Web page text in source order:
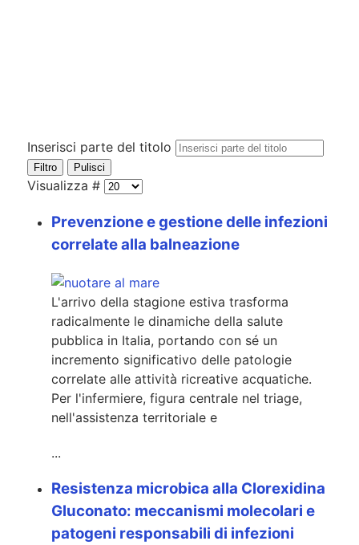
Inserisci parte del titolo
Filtro Pulisci
Visualizza #
Prevenzione e gestione delle infezioni
correlate alla balneazione
L'arrivo della stagione estiva trasforma
radicalmente le dinamiche della salute
pubblica in Italia, portando con sé un
incremento significativo delle patologie
correlate alle attività ricreative acquatiche.
Per l'infermiere, figura centrale nel triage,
nell'assistenza territoriale e
...
Resistenza microbica alla Clorexidina
Gluconato: meccanismi molecolari e
patogeni responsabili di infezioni